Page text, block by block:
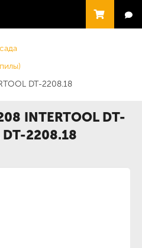
DT-2208.18
INTERTOOL DT-
2208.18